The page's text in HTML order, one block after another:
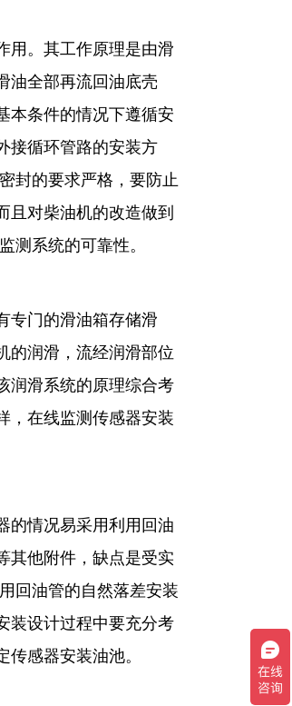
。其工作原理是由滑
油全部再流回油底壳
本条件的情况下遵循安
接循环管路的安装方
封的要求严格，要防止
且对柴油机的改造做到
测系统的可靠性。
门的滑油箱存储滑
的润滑，流经润滑部位
润滑系统的原理综合考
，在线监测传感器安装
情况易采用利用回油
其他附件，缺点是受实
回油管的自然落差安装
装设计过程中要充分考
感器安装油池。